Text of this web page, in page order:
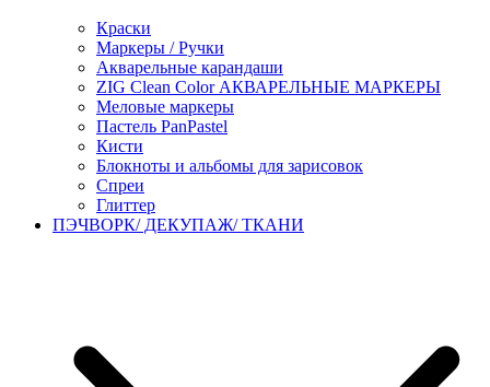
Краски
Маркеры / Ручки
Акварельные карандаши
ZIG Clean Color АКВАРЕЛЬНЫЕ МАРКЕРЫ
Меловые маркеры
Пастель PanPastel
Кисти
Блокноты и альбомы для зарисовок
Спреи
Глиттер
ПЭЧВОРК/ ДЕКУПАЖ/ ТКАНИ